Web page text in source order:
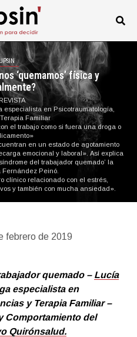
‘quemamos’ física y
en Psicotraumatología,
Familiar
el trabajo como si fuera una droga o
en un estado de agotamiento
emocional y laboral». Así explica
del trabajador quemado’ la
Fernández Peinó.
clínico relacionado con el estrés,
y también con mucha ansiedad».
febrero de 2019
quemado – Lucía
especialista en
y Terapia Familiar –
Comportamiento del
Quirónsalud.